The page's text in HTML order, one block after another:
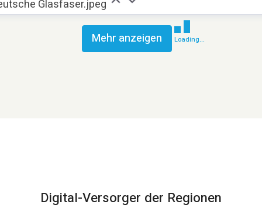
Glasfaser.jpeg
Mehr anzeigen Loading...
Digital-Versorger der Regionen